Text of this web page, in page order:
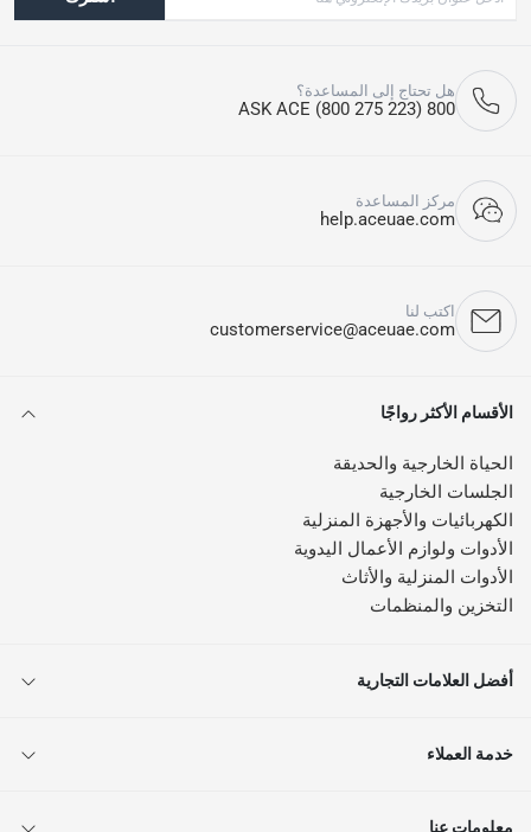
هل تحتاج إلى المساعدة؟
800 ASK ACE (800 275 223)
مركز المساعدة
help.aceuae.com
اكتب لنا
customerservice@aceuae.com
الأقسام الأكثر رواجًا
الحياة الخارجية والحديقة
الجلسات الخارجية
الكهربائيات والأجهزة المنزلية
الأدوات ولوازم الأعمال اليدوية
الأدوات المنزلية والأثاث
التخزين والمنظمات
أفضل العلامات التجارية
خدمة العملاء
معلومات عنا